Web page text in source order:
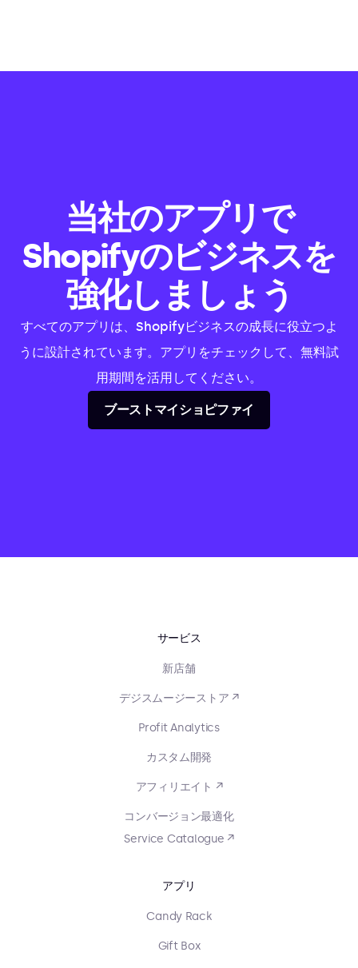
当社のアプリで
Shopifyのビジネスを
強化しましょう
すべてのアプリは、Shopifyビジネスの成長に役立つよ
うに設計されています。アプリをチェックして、無料試
用期間を活用してください。
ブーストマイショピファイ
サービス
新店舗
デジスムージーストア ↗
Profit Analytics
カスタム開発
アフィリエイト ↗
コンバージョン最適化
Service Catalogue ↗
アプリ
Candy Rack
Gift Box